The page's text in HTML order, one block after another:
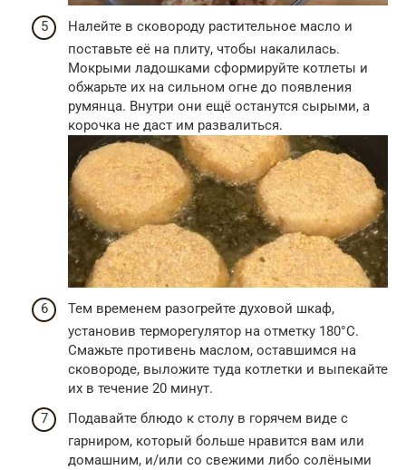
Налейте в сковороду растительное масло и
поставьте её на плиту, чтобы накалилась.
Мокрыми ладошками сформируйте котлеты и
обжарьте их на сильном огне до появления
румянца. Внутри они ещё останутся сырыми, а
корочка не даст им развалиться.
Тем временем разогрейте духовой шкаф,
установив терморегулятор на отметку 180°C.
Смажьте противень маслом, оставшимся на
сковороде, выложите туда котлетки и выпекайте
их в течение 20 минут.
Подавайте блюдо к столу в горячем виде с
гарниром, который больше нравится вам или
домашним, и/или со свежими либо солёными